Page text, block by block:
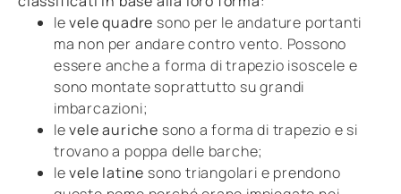
levele quadre sono per le andature portanti
ma non per andare contro vento. Possono
essere anche a forma di trapezio isoscele e
sono montate soprattutto su grandi
imbarcazioni;
levele auriche sono a forma di trapezio e si
trovano a poppa delle barche;
levele latine sono triangolari e prendono